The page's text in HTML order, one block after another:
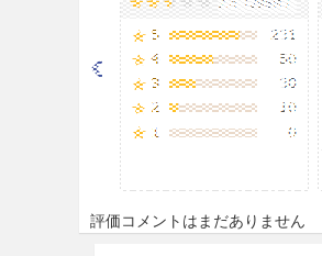
評価コメントはまだありません